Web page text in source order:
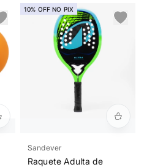
10% OFF NO PIX
Sandever
Raquete Adulta de